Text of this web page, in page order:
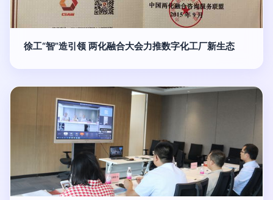
徐工“智”造引领 两化融合大会力推数字化工厂新生态